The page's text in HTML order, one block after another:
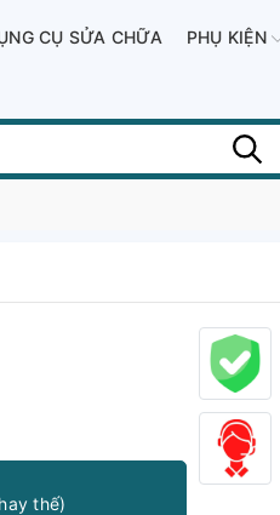
CỤ SỬA CHỮA PHỤ KIỆN
thế)